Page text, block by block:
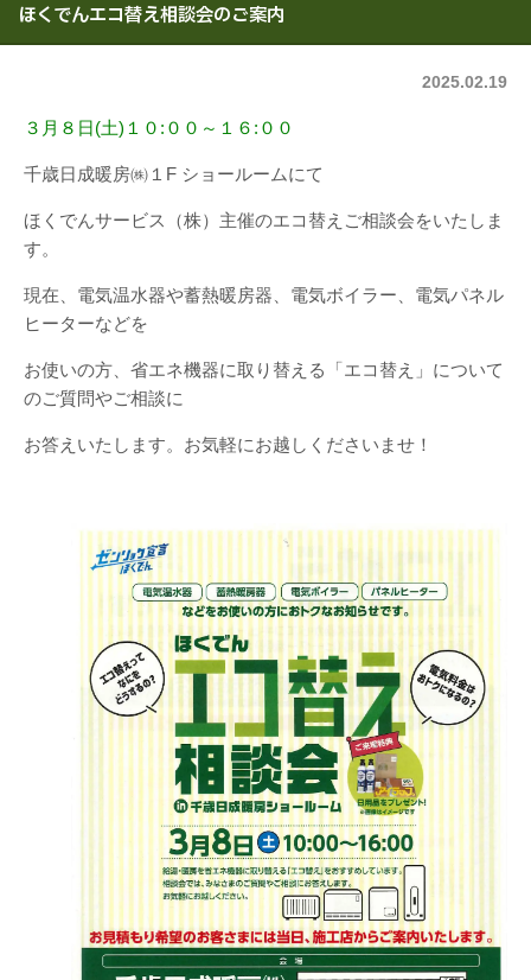
ほくでんエコ替え相談会のご案内
2025.02.19
３月８日(土)１０:００～１６:００
千歳日成暖房㈱１F ショールームにて
ほくでんサービス（株）主催のエコ替えご相談会をいたしま
す。
現在、電気温水器や蓄熱暖房器、電気ボイラー、電気パネル
ヒーターなどを
お使いの方、省エネ機器に取り替える「エコ替え」について
のご質問やご相談に
お答えいたします。お気軽にお越しくださいませ！